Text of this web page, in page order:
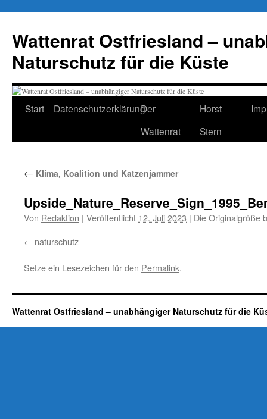
springen
Wattenrat Ostfriesland –
Naturschutz für die Küste
Start DatenschutzerklärungDer
Wattenrat
Horst
Stern
← Klima, Koalition und Katzenjammer
Von Redaktion | Veröffentlicht 12. Juli 2023 | Die Originalgröße
naturschutz
Setze ein Lesezeichen für den Permalink.
Wattenrat Ostfriesland – unabhängiger Naturschutz für die